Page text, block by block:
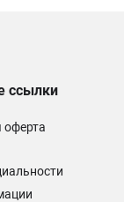
ссылки
оферта